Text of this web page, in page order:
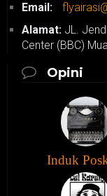
Email:
Alamat: JL.
Center (BBC)
Opini
Induk